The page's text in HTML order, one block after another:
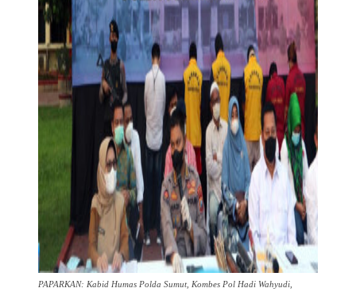
PAPARKAN: Kabid Humas Polda Sumut, Kombes Pol Hadi Wahyudi,